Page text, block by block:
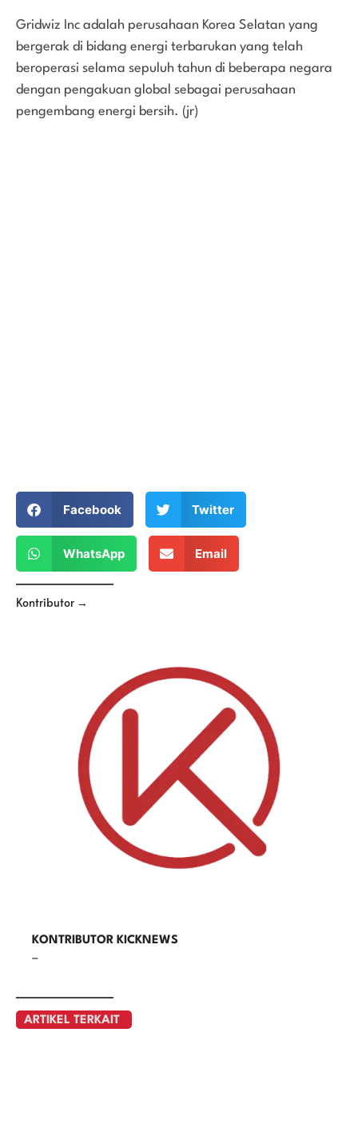
Gridwiz Inc adalah perusahaan Korea Selatan yang
bergerak di bidang energi terbarukan yang telah
beroperasi selama sepuluh tahun di beberapa negara
dengan pengakuan global sebagai perusahaan
pengembang energi bersih. (jr)
Facebook Twitter
WhatsApp Email
Kontributor →
KONTRIBUTOR KICKNEWS
–
ARTIKEL TERKAIT